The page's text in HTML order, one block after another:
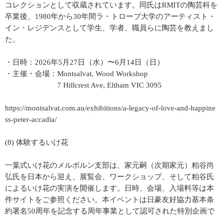
コレクションとして収蔵されています。同氏はRMITの陶芸科を
卒業後、1980年から30年間ラ・トローブ大学のアーティスト・
イン・レジデンスとして学生、学者、職員らに陶芸を教えまし
た。
・日時：2026年5月27日（水）〜6月14日（日）
・主催・会場：Montsalvat, Wood Workshop
7 Hillcrest Ave, Eltham VIC 3095
https://montsalvat.com.au/exhibitions/a-legacy-of-love-and-happine
ss-peter-accadia/
(8) 体験するいけ花
一葉式いけ花のメルボルン支部は、家元嗣（次期家元）粕谷尚
弘氏を日本から迎え、展覧会、ワークショップ、そして粕谷氏
によるいけ花の実演を開催します。日時、会場、入場料等は本
件サイトをご参照ください。本イベントは日豪友好協力基本条
約署名50周年を記念する周年事業として認可された特別企画で